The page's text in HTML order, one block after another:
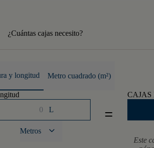
¿Cuántas cajas necesito?
y longitud Metro cuadrado (m²)
L
Metros keyboard_arrow_down
equal
CAJAS
Este